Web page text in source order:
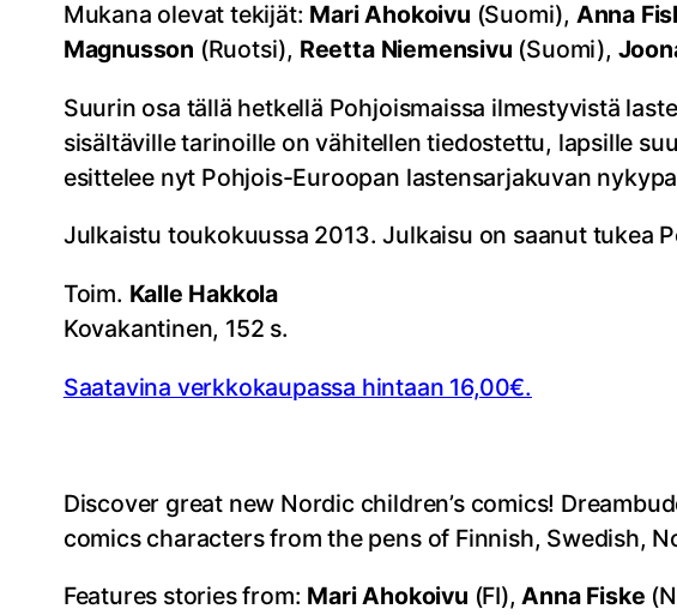
Mukana olevat tekijät: Mari Ahokoivu (Suomi), Anna
Magnusson (Ruotsi), Reetta Niemensivu (Suomi),
Suurin osa tällä hetkellä Pohjoismaissa ilmestyvistä
sisältäville tarinoille on vähitellen tiedostettu, lapsille
esittelee nyt Pohjois-Euroopan lastensarjakuvan
Julkaistu toukokuussa 2013. Julkaisu on saanut tukea
Toim. Kalle Hakkola
Kovakantinen, 152 s.
Saatavina verkkokaupassa hintaan 16,00€.
Discover great new Nordic children’s comics!
comics characters from the pens of Finnish, Swedish,
Features stories from: Mari Ahokoivu (FI),Anna Fiske